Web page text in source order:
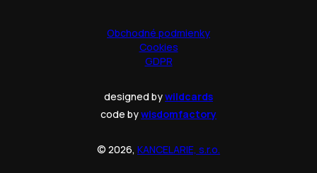
Obchodné podmienky
Cookies
GDPR
designed bywildcards
code bywisdomfactory
© 2026, KANCELARIE, s.r.o.